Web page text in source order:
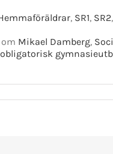
, SR1, SR2,
Mikael Damberg,
obligatorisk